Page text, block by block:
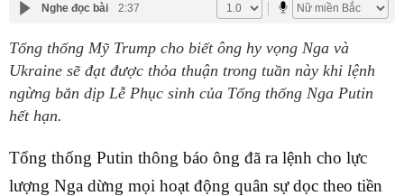
Nghe đọc bài 2:37
Tổng thống Mỹ Trump cho biết ông hy vọng Nga và
Ukraine sẽ đạt được thỏa thuận trong tuần này khi lệnh
ngừng bắn dịp Lễ Phục sinh của Tổng thống Nga Putin
hết hạn.
Tổng thống Putin thông báo ông đã ra lệnh cho lực
lượng Nga dừng mọi hoạt động quân sự dọc theo tiền